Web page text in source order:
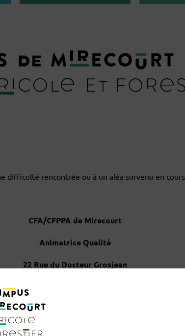
rencontrée ou à un aléa survenu en
CFA/CFPPA de Mirecourt
Animatrice Qualité
22 Rue du Docteur Grosjean